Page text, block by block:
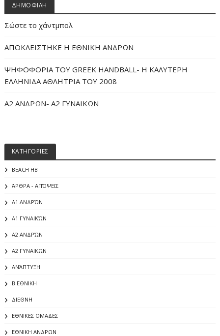
ΔΗΜΟΦΙΛΗ
Σώστε το χάντμπολ
ΑΠΟΚΛΕΙΣΤΗΚΕ Η ΕΘΝΙΚΗ ΑΝΔΡΩΝ
ΨΗΦΟΦΟΡΙΑ ΤΟΥ GREEK HANDBALL- H ΚΑΛΥΤΕΡΗ
ΕΛΛΗΝΙΔΑ ΑΘΛΗΤΡΙΑ ΤΟΥ 2008
Α2 ΑΝΔΡΩΝ- Α2 ΓΥΝΑΙΚΩΝ
ΚΑΤΗΓΟΡΙΕΣ
BEACH HB
ΆΡΘΡΑ - ΑΠΌΨΕΙΣ
Α1 ΑΝΔΡΏΝ
Α1 ΓΥΝΑΙΚΏΝ
Α2 ΑΝΔΡΏΝ
Α2 ΓΥΝΑΙΚΩΝ
ΑΝΆΠΤΥΞΗ
Β ΕΘΝΙΚΗ
ΔΙΕΘΝΗ
ΕΘΝΙΚΕΣ ΟΜΑΔΕΣ
ΕΘΝΙΚΗ ΑΝΔΡΩΝ